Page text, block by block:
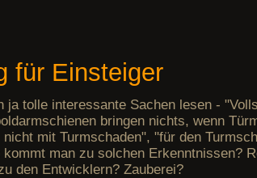
für Einsteiger
ja tolle interessante Sachen lesen -
bringen nichts, wenn
mit Turmschaden", "für den
man zu solchen Erkenntnissen?
den Entwicklern? Zauberei?